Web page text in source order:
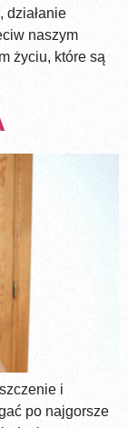
działanie
naszym
życiu, które są
i
po najgorsze